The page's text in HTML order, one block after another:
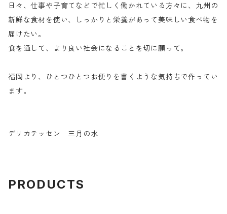
日々、仕事や子育てなどで忙しく働かれている方々に、九州の
新鮮な食材を使い、しっかりと栄養があって美味しい食べ物を
届けたい。
食を通して、より良い社会になることを切に願って。
福岡より、ひとつひとつお便りを書くような気持ちで作ってい
ます。
デリカテッセン 三月の水
PRODUCTS